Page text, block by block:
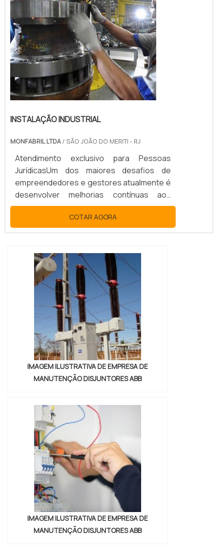
INSTALAÇÃO INDUSTRIAL
MONFABRIL LTDA/ SÃO JOÃO DO MERITI - RJ
Atendimento exclusivo para Pessoas
JurídicasUm dos maiores desafios de
empreendedores e gestores atualmente é
desenvolver melhorias contínuas aos
processos internos de uma indústria.
Embora pareça ser uma atividade
extremamente complexa, há meios que
procedimentos e sistemas, como a
instalação industrial. No entanto, para
efetuar os processos de instalações
industriais, é preciso contar com pr...
COTAR AGORA
IMAGEM ILUSTRATIVA DE EMPRESA DE
MANUTENÇÃO DISJUNTORES ABB
IMAGEM ILUSTRATIVA DE EMPRESA DE
MANUTENÇÃO DISJUNTORES ABB